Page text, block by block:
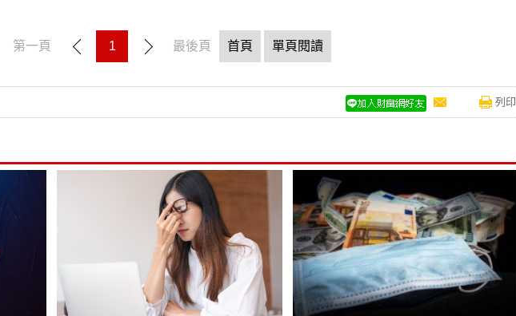
第一頁 1 最後頁 首頁 單頁閱讀
列印